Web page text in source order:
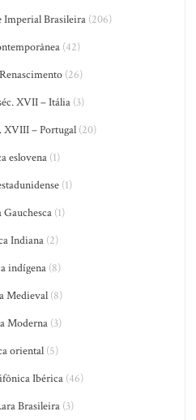
Imperial Brasileira(206)
(42)
(26)
XVII – Itália (3)
XVIII – Portugal (20)
eslovena(1)
(1)
(1)
Indiana(2)
indígena(8)
Medieval(8)
Moderna(3)
oriental (5)
Ibérica(46)
Brasileira (3)